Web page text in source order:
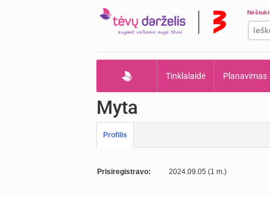
Tinklalaidė Planavimas
Myta
Profilis
Prisiregistravo: 2024.09.05 (1 m.)